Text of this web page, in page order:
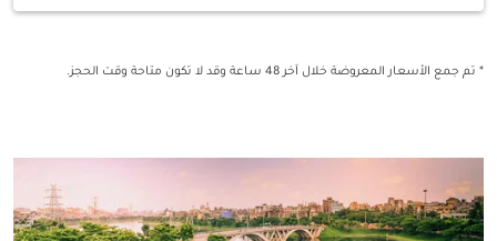
* تم جمع الأسعار المعروضة خلال آخر 48 ساعة وقد لا تكون متاحة وقت الحجز.